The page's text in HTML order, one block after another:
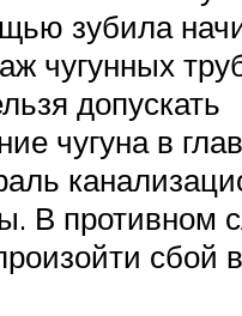
зубила
чугунных
допускать
чугуна в
В противном
сбой